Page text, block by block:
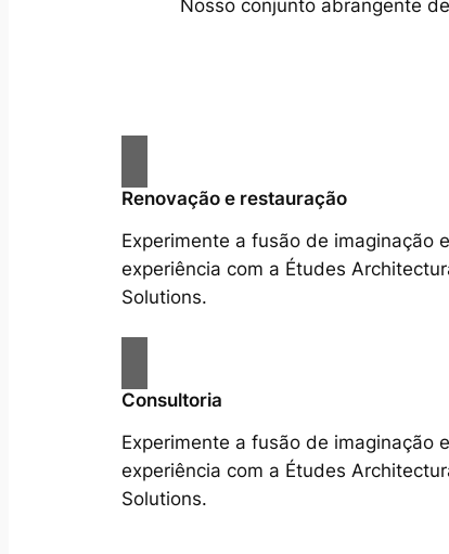
Nosso conjunto abrangente
Renovação e restauração
Experimente a fusão de imaginação e
experiência com a Études
Solutions.
Consultoria
Experimente a fusão de imaginação e
experiência com a Études
Solutions.